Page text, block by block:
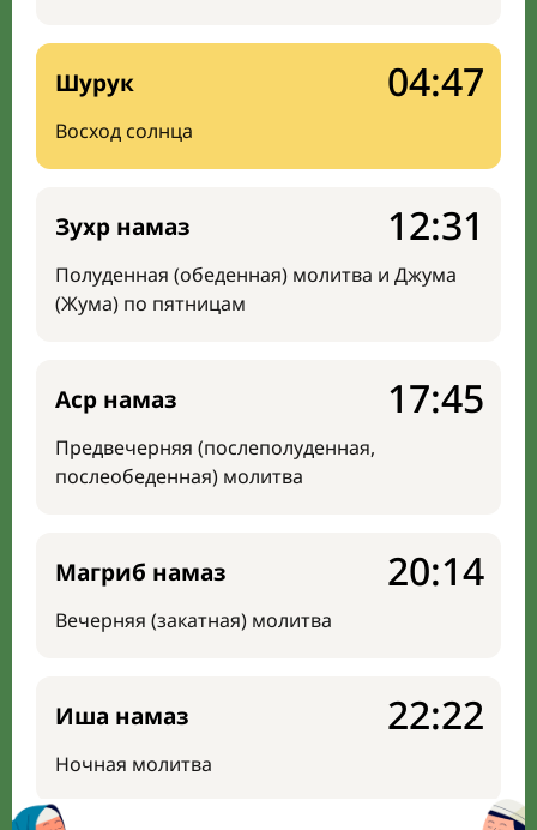
Шурук
Восход солнца
04:47
Зухр намаз
Полуденная (обеденная) молитва и Джума
(Жума) по пятницам
12:31
Аср намаз
Предвечерняя (послеполуденная,
послеобеденная) молитва
17:45
Магриб намаз
Вечерняя (закатная) молитва
20:14
Иша намаз
Ночная молитва
22:22